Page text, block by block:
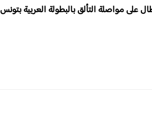
على مواصلة التألق بالبطولة العربية بتونس